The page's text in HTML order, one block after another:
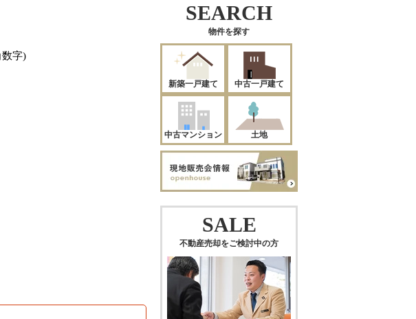
字)
SEARCH
物件を探す
新築一戸建て 中古一戸建て
中古マンション 土地
SALE
不動産売却をご検討中の方